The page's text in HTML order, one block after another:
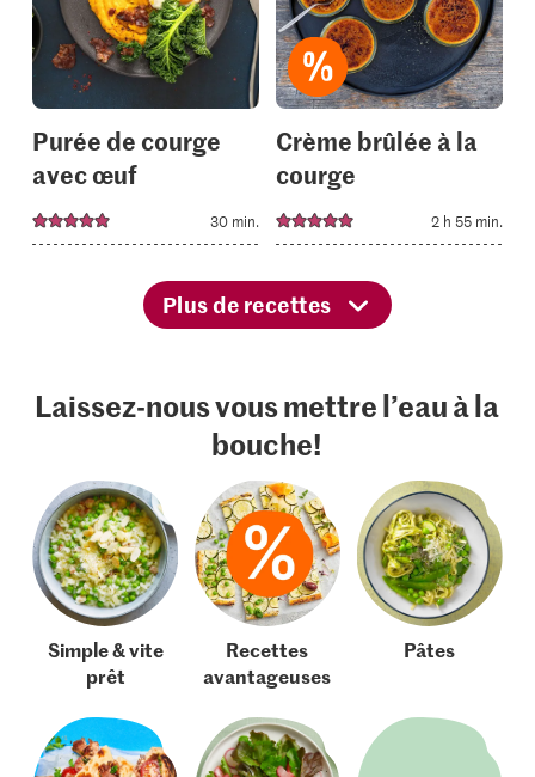
to
your
collections.
Purée de courge
avec œuf
30 min.
to
your
Crème brûlée à la
courge
2 h 55 min.
Plus de recettes
Laissez-nous vous mettre l’eau à la
bouche!
Simple & vite
prêt
Recettes
avantageuses
Pâtes